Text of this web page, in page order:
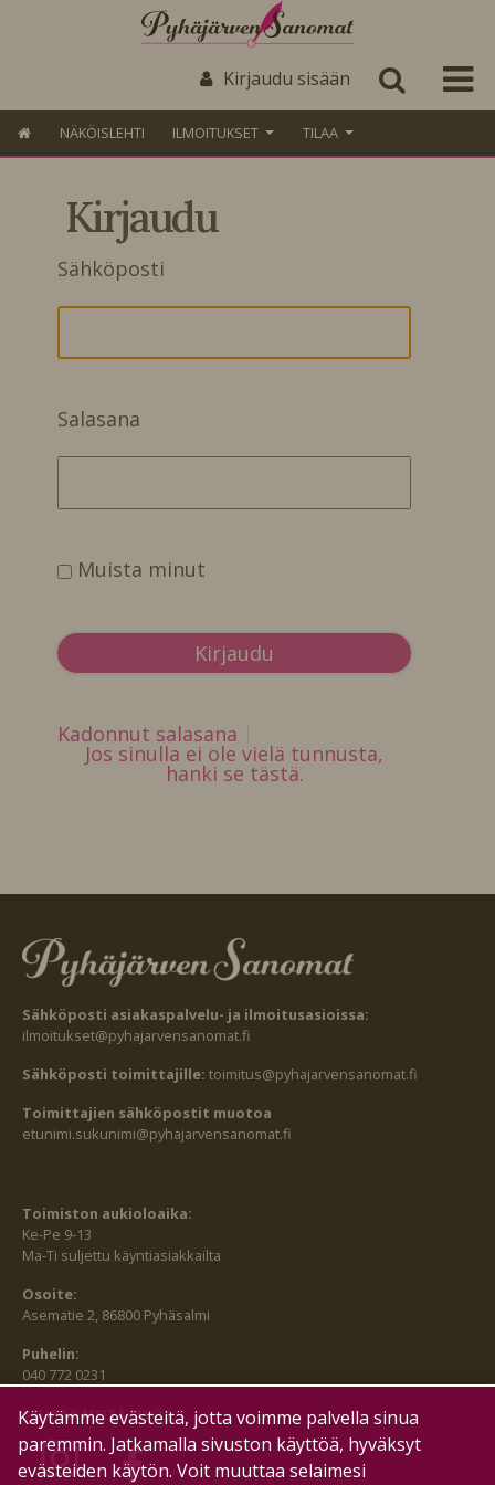
Kirjaudu sisään
NÄKÖISLEHTI ILMOITUKSET TILAA
Kirjaudu
Sähköposti
Salasana
Muista minut
Kadonnut salasana
Jos sinulla ei ole vielä tunnusta,
hanki se tästä.
Sähköposti asiakaspalvelu- ja ilmoitusasioissa:
ilmoitukset@pyhajarvensanomat.fi
Sähköposti toimittajille: toimitus@pyhajarvensanomat.fi
Toimittajien sähköpostit muotoa
etunimi.sukunimi@pyhajarvensanomat.fi
Toimiston aukioloaika:
Ke-Pe 9-13
Ma-Ti suljettu käyntiasiakkailta
Osoite:
Asematie 2, 86800 Pyhäsalmi
Puhelin:
040 772 0231
SEURAA MEITÄ MYÖS:
Käytämme evästeitä, jotta voimme palvella sinua
paremmin. Jatkamalla sivuston käyttöä, hyväksyt
evästeiden käytön. Voit muuttaa selaimesi